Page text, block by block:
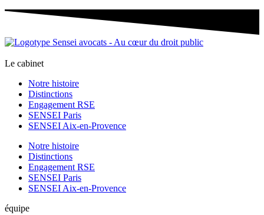
Le cabinet
Notre histoire
Distinctions
Engagement RSE
SENSEI Paris
SENSEI Aix-en-Provence
Notre histoire
Distinctions
Engagement RSE
SENSEI Paris
SENSEI Aix-en-Provence
équipe